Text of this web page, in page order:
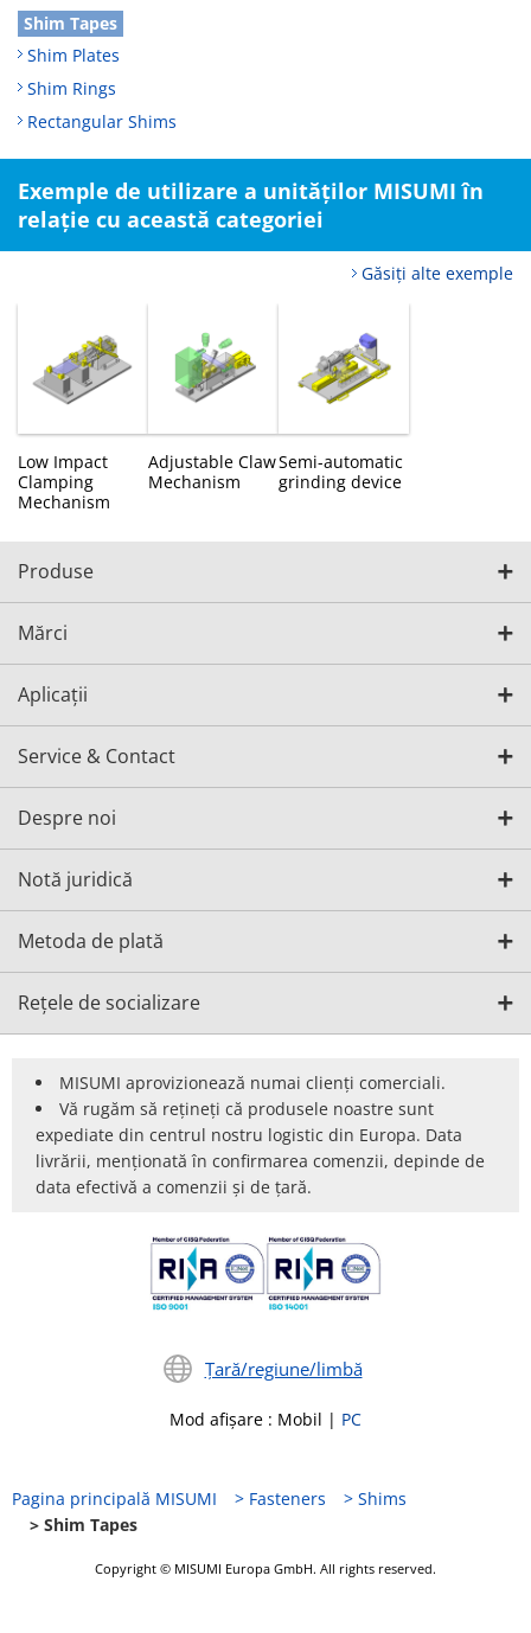
Shim Tapes
Shim Plates
Shim Rings
Rectangular Shims
Exemple de utilizare a unităților MISUMI în
relație cu această categoriei
Găsiți alte exemple
Low Impact
Clamping
Mechanism
Adjustable Claw
Mechanism
Semi-automatic
grinding device
Produse
Mărci
Aplicații
Service & Contact
Despre noi
Notă juridică
Metoda de plată
Rețele de socializare
MISUMI aprovizionează numai clienți comerciali.
Vă rugăm să rețineți că produsele noastre sunt
expediate din centrul nostru logistic din Europa. Data
livrării, menționată în confirmarea comenzii, depinde de
data efectivă a comenzii și de țară.
Țară/regiune/limbă
Mod afișare : Mobil | PC
Pagina principală MISUMI Fasteners
Shims
Shim Tapes
Copyright © MISUMI Europa GmbH. All rights reserved.